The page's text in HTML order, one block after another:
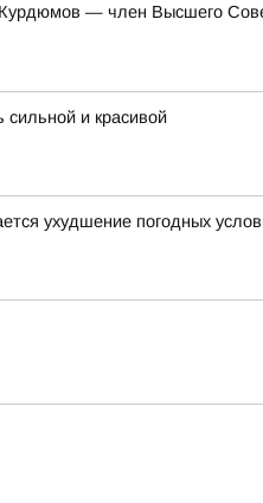
— член Высшего
и красивой
ухудшение погодных